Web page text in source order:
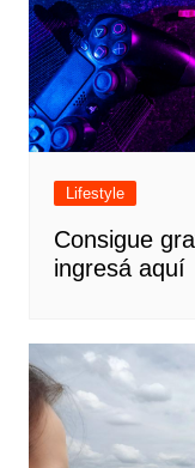
Lifestyle
Consigue
ingresá aquí